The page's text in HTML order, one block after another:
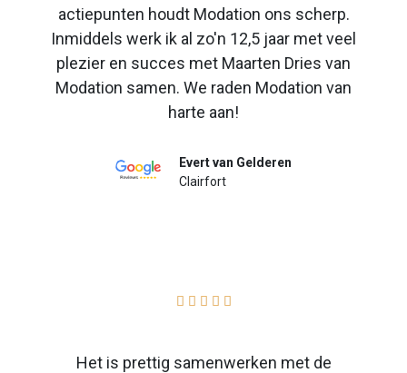
actiepunten houdt Modation ons scherp.
Inmiddels werk ik al zo'n 12,5 jaar met veel
plezier en succes met Maarten Dries van
Modation samen. We raden Modation van
harte aan!
Evert van Gelderen
Clairfort
    
Het is prettig samenwerken met de